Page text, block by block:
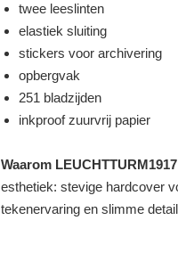
twee leeslinten
elastiek sluiting
stickers voor archivering
opbergvak
251 bladzijden
inkproof zuurvrij papier
Waarom LEUCHTTURM1917
esthetiek: stevige hardcover
tekenervaring en slimme